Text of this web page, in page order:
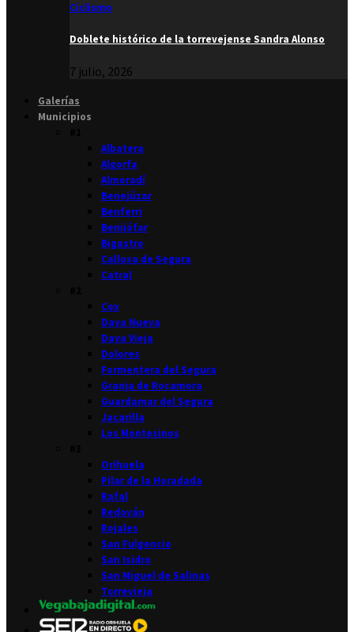
Ciclismo
Doblete histórico de la torrevejense Sandra Alonso
7 julio, 2026
Galerías
Municipios
Albatera
Algorfa
Almoradí
Benejúzar
Benferri
Benijófar
Bigastro
Callosa de Segura
Catral
Cox
Daya Nueva
Daya Vieja
Dolores
Formentera del Segura
Granja de Rocamora
Guardamar del Segura
Jacarilla
Los Montesinos
Orihuela
Pilar de la Horadada
Rafal
Redován
Rojales
San Fulgencio
San Isidro
San Miguel de Salinas
Torrevieja